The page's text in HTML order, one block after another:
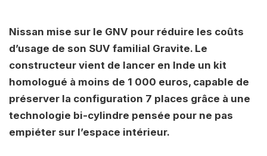
Nissan mise sur le GNV pour réduire les coûts
d’usage de son SUV familial Gravite. Le
constructeur vient de lancer en Inde un kit
homologué à moins de 1 000 euros, capable de
préserver la configuration 7 places grâce à une
technologie bi-cylindre pensée pour ne pas
empiéter sur l’espace intérieur.